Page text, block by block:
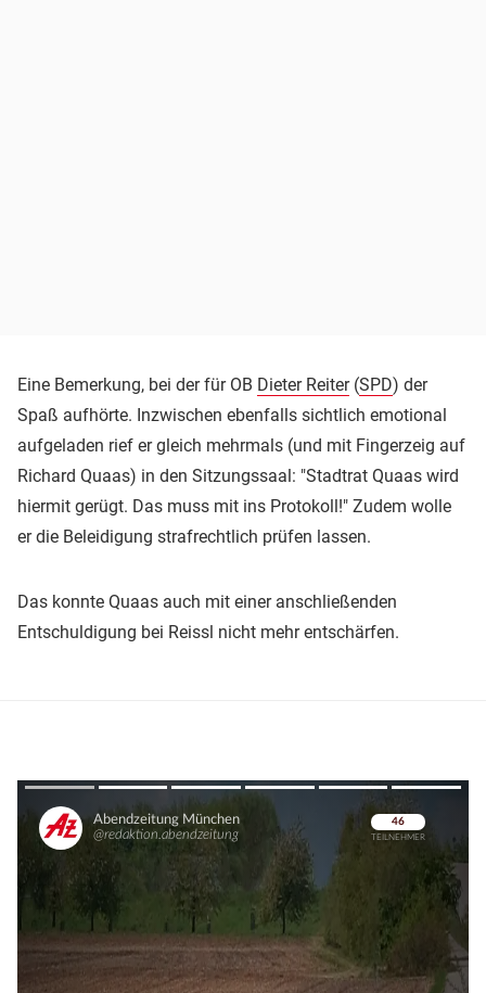
Eine Bemerkung, bei der für OB Dieter Reiter(SPD) der
Spaß aufhörte. Inzwischen ebenfalls sichtlich emotional
aufgeladen rief er gleich mehrmals (und mit Fingerzeig auf
Richard Quaas) in den Sitzungssaal: "Stadtrat Quaas wird
hiermit gerügt. Das muss mit ins Protokoll!" Zudem wolle
er die Beleidigung strafrechtlich prüfen lassen.
Das konnte Quaas auch mit einer anschließenden
Entschuldigung bei Reissl nicht mehr entschärfen.
Überspringen